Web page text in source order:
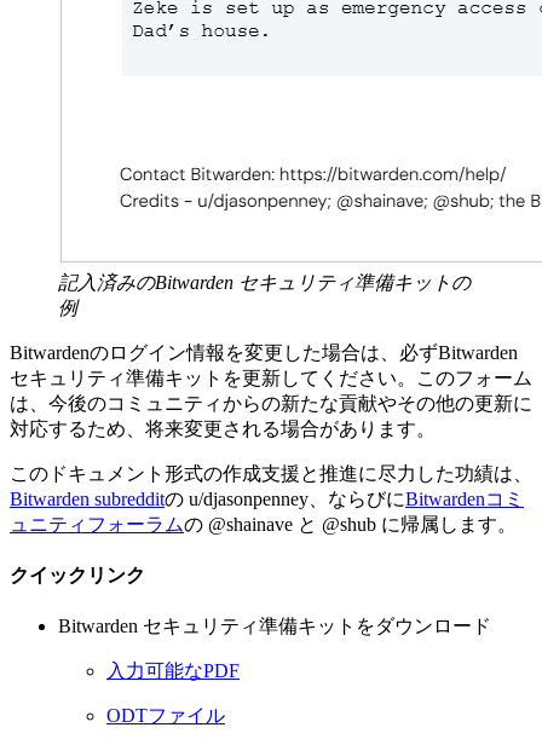
記入済みのBitwarden セキュリティ準備キットの
例
Bitwardenのログイン情報を変更した場合は、必ずBitwarden
セキュリティ準備キットを更新してください。このフォーム
は、今後のコミュニティからの新たな貢献やその他の更新に
対応するため、将来変更される場合があります。
このドキュメント形式の作成支援と推進に尽力した功績は、
Bitwarden subredditの u/djasonpenney、ならびにBitwardenコミ
ュニティフォーラムの @shainave と @shub に帰属します。
クイックリンク
Bitwarden セキュリティ準備キットをダウンロード
入力可能なPDF
ODTファイル